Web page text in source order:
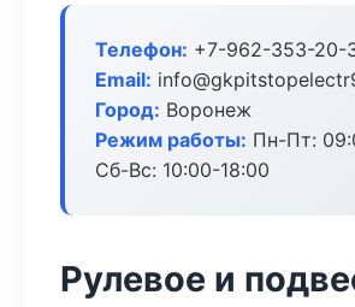
Телефон: +7-962-353-20-
Email:
Город: Воронеж
Режим работы: Пн-Пт:
Сб-Вс: 10:00-18:00
Рулевое и